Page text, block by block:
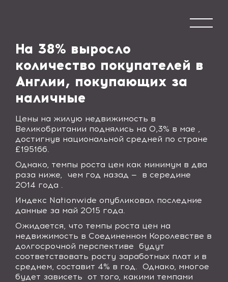
На 38% выросло
количество покупателей в
Англии, покупающих за
наличные
Цены на жилую недвижимость в
Великобритании поднялись на 0,3% в мае ,
достигнув национальной средней по стране
£195166.
Однако, темпы роста цен как минимум в два
раза ниже,
чем год назад —
в середине
2014 года .
Индекс Nationwide опубликовал последние
данные за май 2015 года.
Ожидается, что темпы роста цен на
недвижимость в Соединенном Королевстве в
долгосрочной перспективе будут
соответствовать росту заработных плат и в
среднем, составит 4% в год. Однако, многое
будет зависеть
от того, какими темпами